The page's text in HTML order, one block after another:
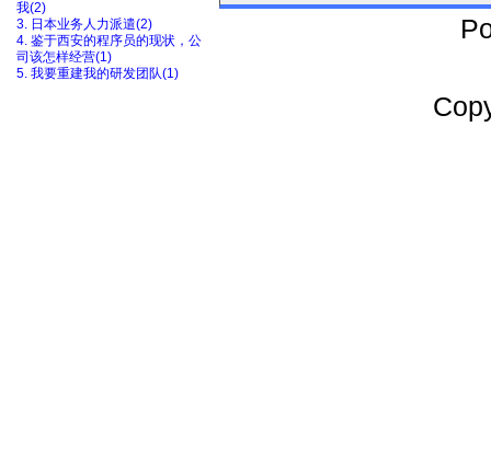
我(2)
3. 日本业务人力派遣(2)
4. 鉴于西安的程序员的现状，公
司该怎样经营(1)
5. 我要重建我的研发团队(1)